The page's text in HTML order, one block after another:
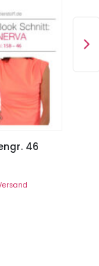
46